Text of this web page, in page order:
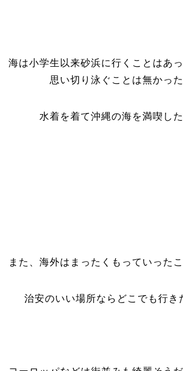
海は小学生以来砂浜に行くことはあ
思い切り泳ぐことは無かった
水着を着て沖縄の海を満喫した
また、海外はまったくもっていった
治安のいい場所ならどこでも行き